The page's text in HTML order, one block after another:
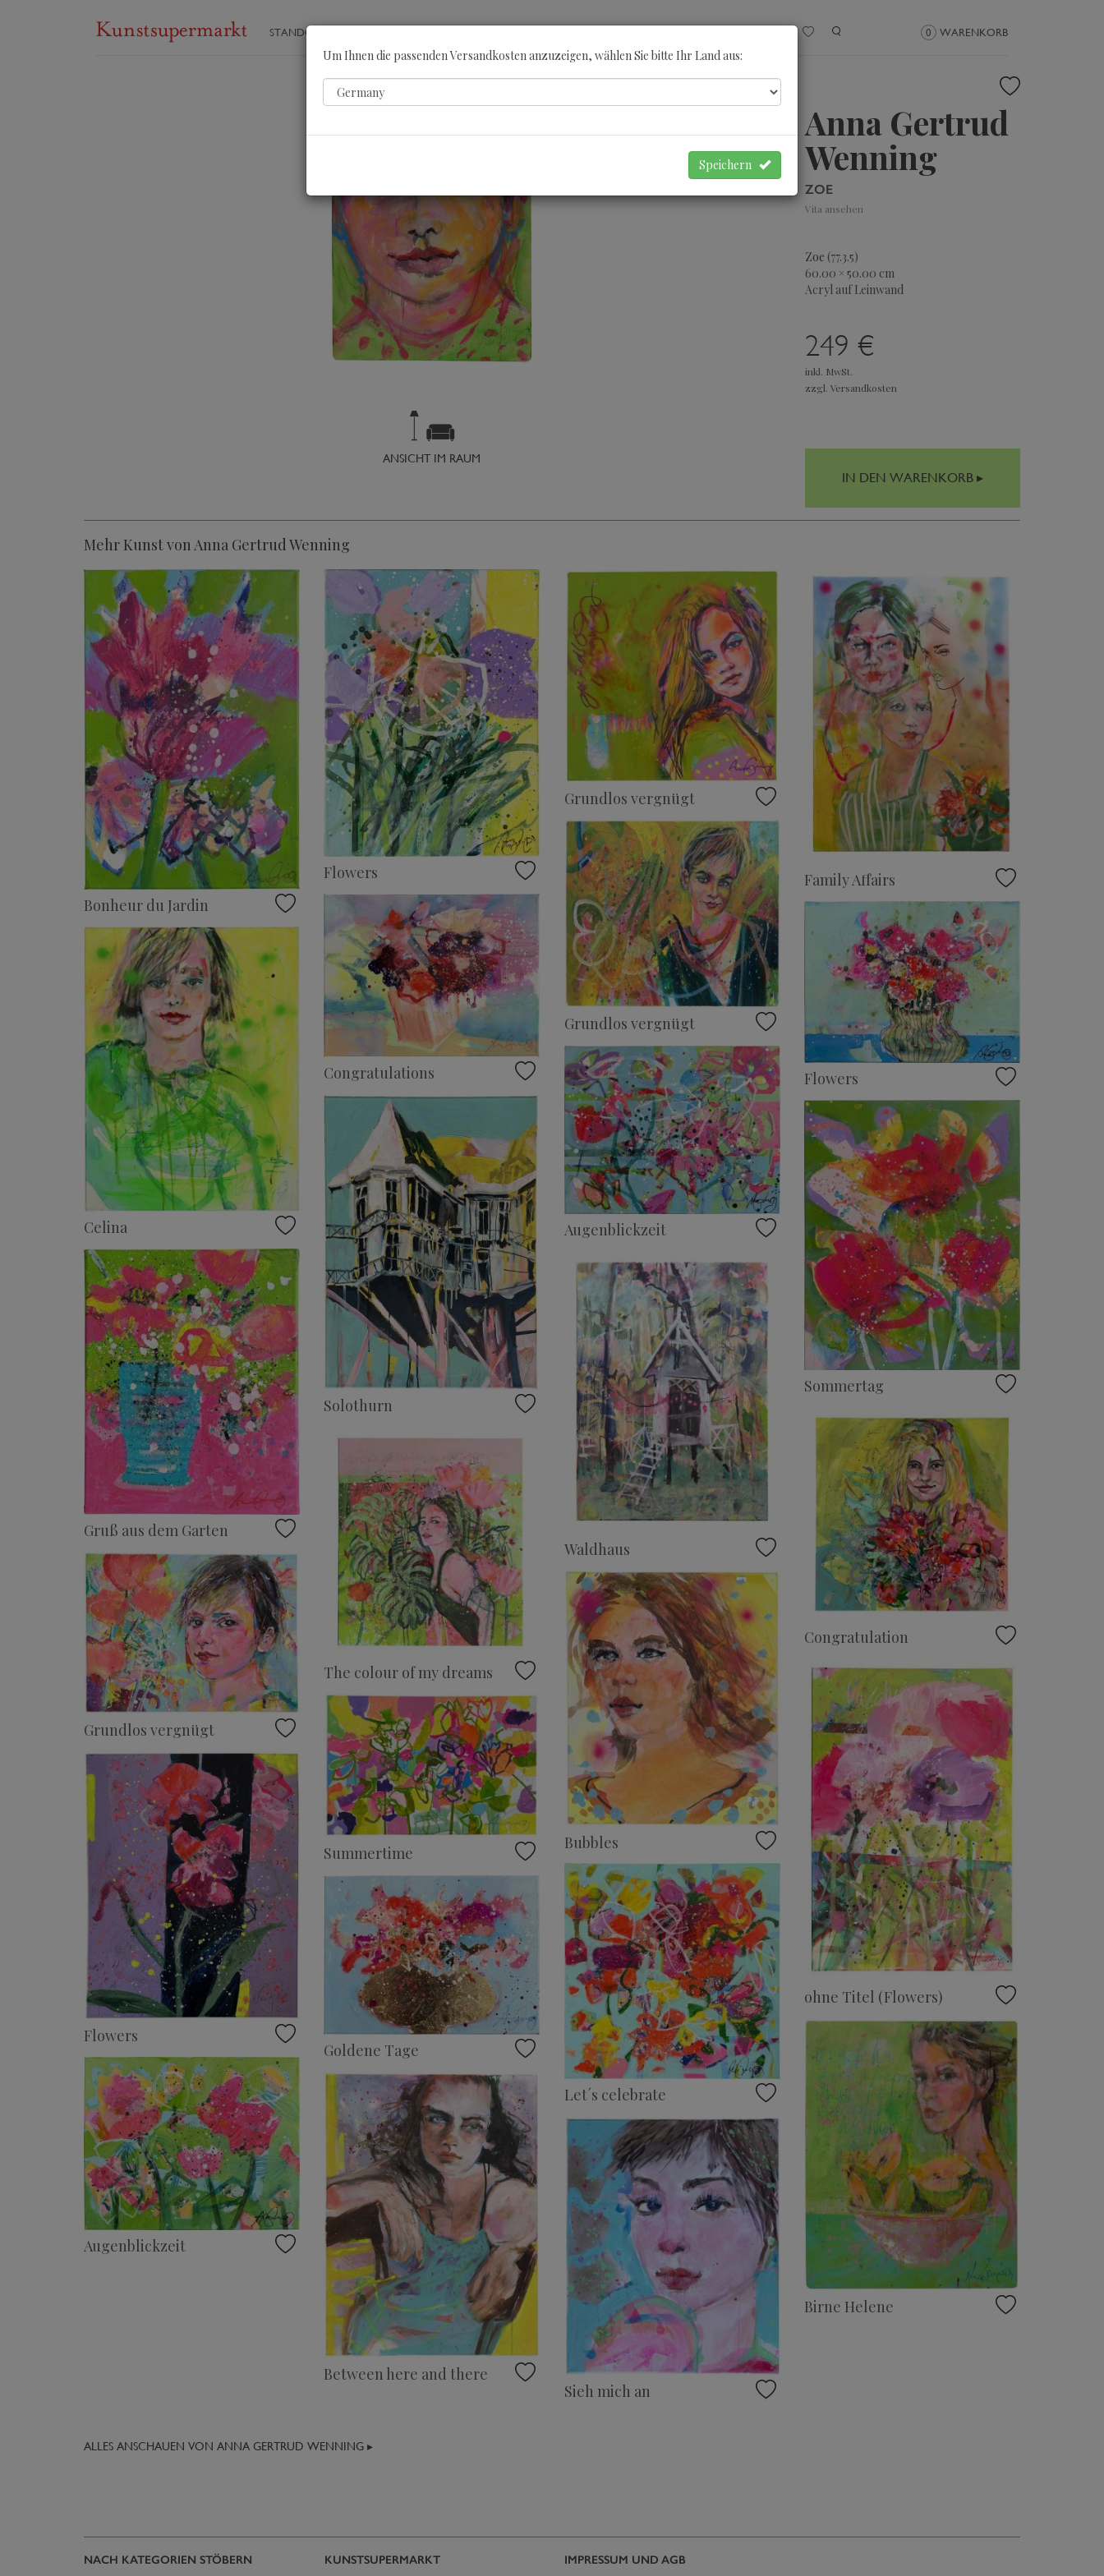
STANDORTE 0 WARENKORB
ANSICHT IM RAUM
Anna Gertrud
Wenning
ZOE
Vita ansehen
Zoe (77.3.5)
60.00 × 50.00 cm
Acryl auf Leinwand
249 €
inkl. MwSt.
zzgl. Versandkosten
IN DEN WARENKORB ▸
Mehr Kunst von Anna Gertrud Wenning
Bonheur du Jardin
Flowers
Grundlos vergnügt
Family Affairs
Grundlos vergnügt
Congratulations Flowers
Celina Augenblickzeit
Solothurn
Sommertag
Gruß aus dem Garten
Waldhaus
Congratulation
The colour of my dreams
Grundlos vergnügt
Bubbles
ohne Titel (Flowers)
Summertime
Flowers
Let´s celebrate
Goldene Tage
Birne Helene
Augenblickzeit
Between here and there
Sieh mich an
ALLES ANSCHAUEN VON ANNA GERTRUD WENNING ▸
NACH KATEGORIEN STÖBERN KUNSTSUPERMARKT IMPRESSUM UND AGB
Um Ihnen die passenden Versandkosten anzuzeigen, wählen Sie bitte Ihr Land aus:
Speichern